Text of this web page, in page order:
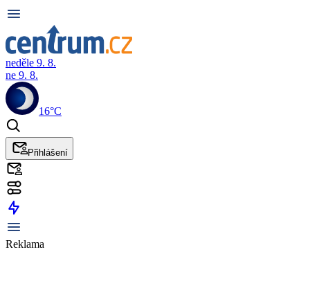
neděle 9. 8.
ne 9. 8.
16°C
Přihlášení
Reklama